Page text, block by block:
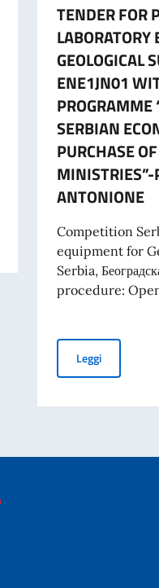
A PROGETTI PROMOSSI
TENDER FOR
GEOLOGICAL
ENE1JN01
PROGRAMME
SERBIAN
PURCHASE
MINISTRIES”-
ANTONIONE
Competition
equipment for
Serbia,
procedure:
LeggiTENDER